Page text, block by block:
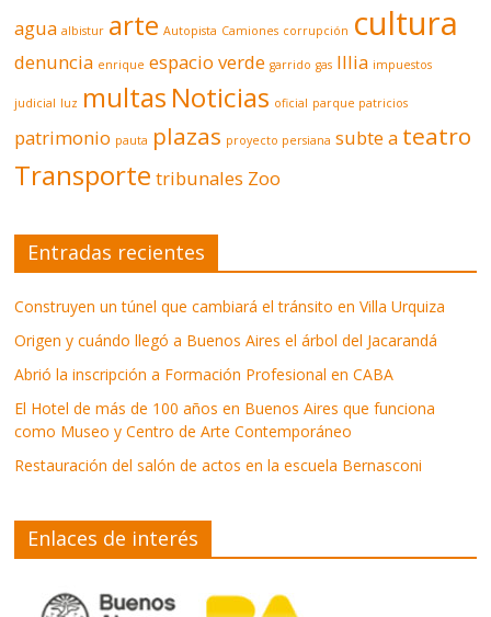
agua albistur arte Autopista Camiones corrupción cultura
denuncia enrique espacio verde garrido gas Illia impuestos
judicial luz multas Noticias oficial parque patricios
patrimonio pauta plazas proyecto persiana subte a teatro
Transporte tribunales Zoo
Entradas recientes
Construyen un túnel que cambiará el tránsito en Villa Urquiza
Origen y cuándo llegó a Buenos Aires el árbol del Jacarandá
Abrió la inscripción a Formación Profesional en CABA
El Hotel de más de 100 años en Buenos Aires que funciona
como Museo y Centro de Arte Contemporáneo
Restauración del salón de actos en la escuela Bernasconi
Enlaces de interés